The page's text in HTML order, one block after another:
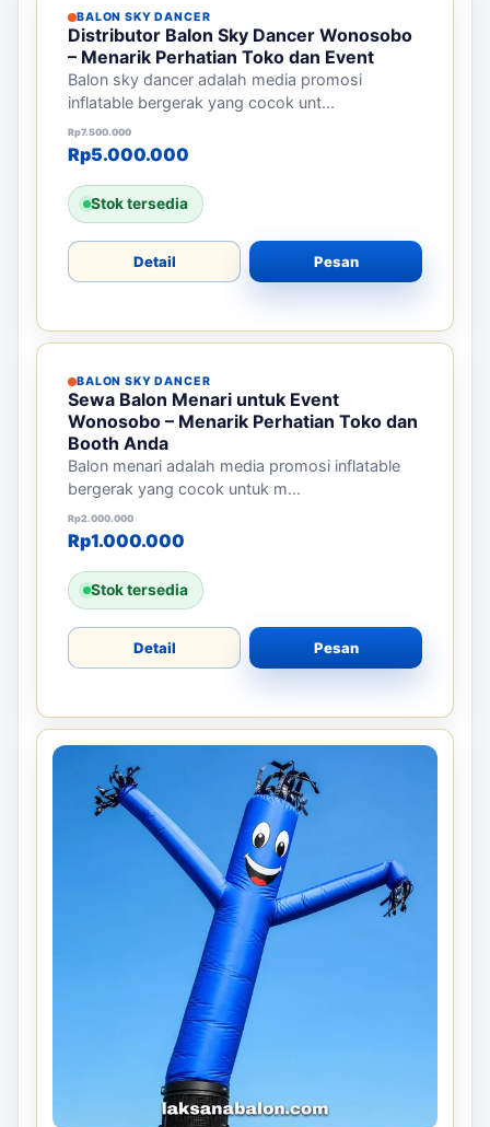
BALON SKY DANCER
Distributor Balon Sky Dancer Wonosobo
– Menarik Perhatian Toko dan Event
Balon sky dancer adalah media promosi
inflatable bergerak yang cocok unt...
Rp7.500.000
Harga aslinya adalah: Rp7.500.000.
Rp5.000.000
Harga saat ini adalah: Rp5.000.000.
Stok tersedia
Detail Pesan
BALON SKY DANCER
Sewa Balon Menari untuk Event
Wonosobo – Menarik Perhatian Toko dan
Booth Anda
Balon menari adalah media promosi inflatable
bergerak yang cocok untuk m...
Rp2.000.000
Harga aslinya adalah: Rp2.000.000.
Rp1.000.000
Harga saat ini adalah: Rp1.000.000.
Stok tersedia
Detail Pesan